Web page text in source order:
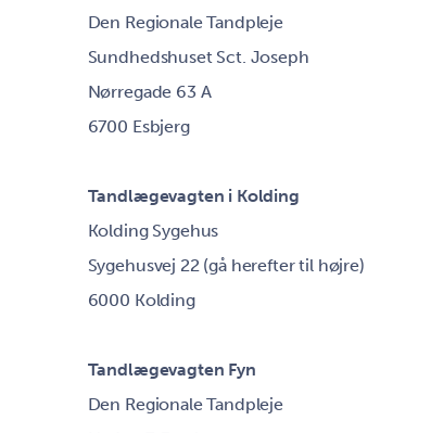
Den Regionale Tandpleje
Sundhedshuset Sct. Joseph
Nørregade 63 A
6700 Esbjerg
Tandlægevagten i Kolding
Kolding Sygehus
Sygehusvej 22 (gå herefter til højre)
6000 Kolding
Tandlægevagten Fyn
Den Regionale Tandpleje